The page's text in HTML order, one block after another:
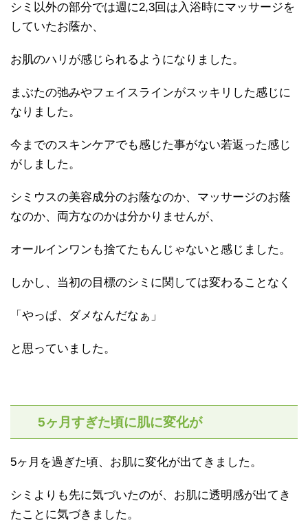
シミ以外の部分では週に2,3回は入浴時にマッサージを
していたお蔭か、
お肌のハリが感じられるようになりました。
まぶたの弛みやフェイスラインがスッキリした感じに
なりました。
今までのスキンケアでも感じた事がない若返った感じ
がしました。
シミウスの美容成分のお蔭なのか、マッサージのお蔭
なのか、両方なのかは分かりませんが、
オールインワンも捨てたもんじゃないと感じました。
しかし、当初の目標のシミに関しては変わることなく
「やっぱ、ダメなんだなぁ」
と思っていました。
5ヶ月すぎた頃に肌に変化が
5ヶ月を過ぎた頃、お肌に変化が出てきました。
シミよりも先に気づいたのが、お肌に透明感が出てき
たことに気づきました。